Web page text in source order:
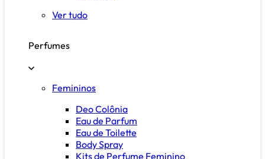
Ver tudo
Perfumes
Femininos
Deo Colônia
Eau de Parfum
Eau de Toilette
Body Spray
Kits de Perfume Feminino